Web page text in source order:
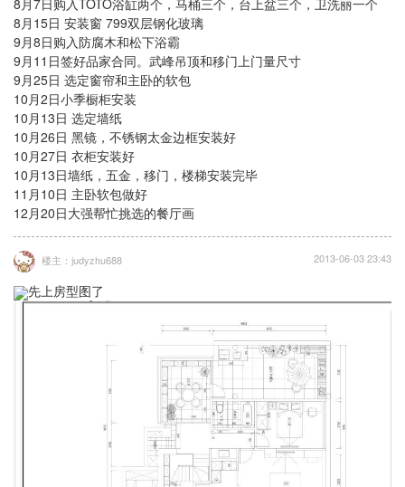
8月7日购入TOTO浴缸两个，马桶三个，台上盆三个，卫洗丽一个
8月15日 安装窗 799双层钢化玻璃
9月8日购入防腐木和松下浴霸
9月11日签好品家合同。武峰吊顶和移门上门量尺寸
9月25日 选定窗帘和主卧的软包
10月2日小季橱柜安装
10月13日 选定墙纸
10月26日 黑镜，不锈钢太金边框安装好
10月27日 衣柜安装好
10月13日墙纸，五金，移门，楼梯安装完毕
11月10日 主卧软包做好
12月20日大强帮忙挑选的餐厅画
楼主：judyzhu688 2013-06-03 23:43
先上房型图了